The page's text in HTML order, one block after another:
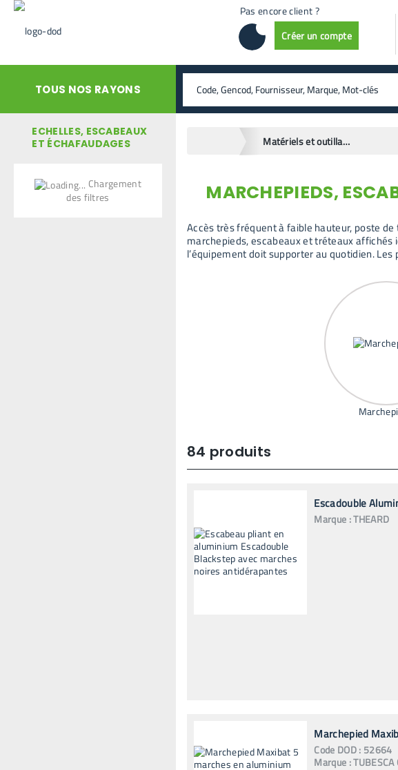
Pas encore client ?
Créer un compte
TOUS NOS RAYONS rechercher
ECHELLES, ESCABEAUX
ET ÉCHAFAUDAGES
Chargement
des filtres
Matériels et outillages
retour en arrière
MARCHEPIEDS,
Accès très fréquent à faible hauteur, poste
marchepieds, escabeaux et tréteaux affichés
l’équipement doit supporter au quotidien.
84 produits
Escadouble
Marque :THEARD
Marchepied
Code DOD: 52664
Marque :TUBESCA